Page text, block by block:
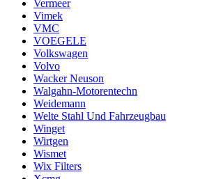
Vermeer
Vimek
VMC
VOEGELE
Volkswagen
Volvo
Wacker Neuson
Walgahn-Motorentechn
Weidemann
Welte Stahl Und Fahrzeugbau
Winget
Wirtgen
Wismet
Wix Filters